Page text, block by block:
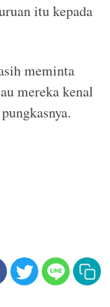
itu kepada
meminta
mereka kenal